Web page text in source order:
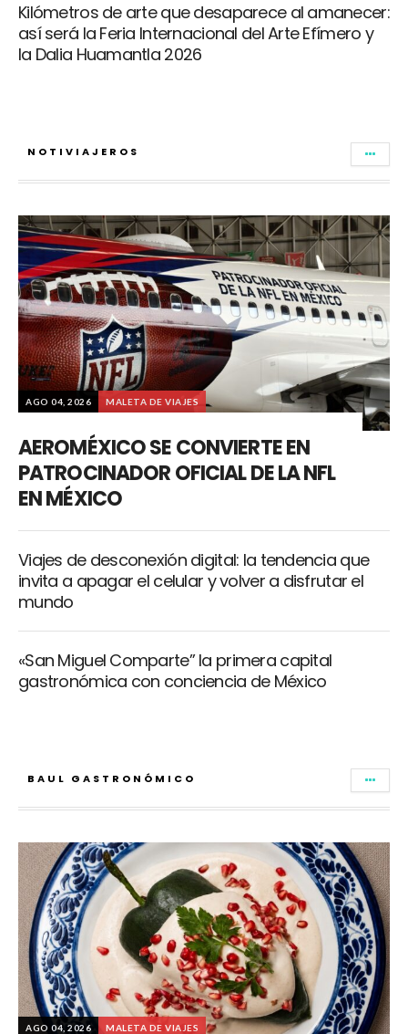
Kilómetros de arte que desaparece al amanecer:
así será la Feria Internacional del Arte Efímero y
la Dalia Huamantla 2026
NOTIVIAJEROS
AGO 04, 2026 MALETA DE VIAJES
AEROMÉXICO SE CONVIERTE EN
PATROCINADOR OFICIAL DE LA NFL
EN MÉXICO
Viajes de desconexión digital: la tendencia que
invita a apagar el celular y volver a disfrutar el
mundo
«San Miguel Comparte” la primera capital
gastronómica con conciencia de México
BAUL GASTRONÓMICO
AGO 04, 2026 MALETA DE VIAJES